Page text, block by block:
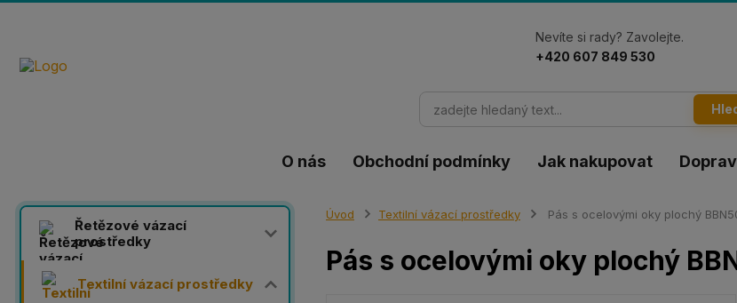
O nás Obchodní podmínky Jak nakupovat
Nevíte si rady? Zavolejte.
+420 607 849 530
Řetězové vázací
prostředky
Textilní vázací prostředky
Úvod Textilní vázací prostředky Pás s ocelovými oky plochý
Pás s ocelovými oky plochý